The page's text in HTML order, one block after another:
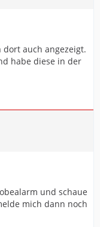
dort auch angezeigt.
habe diese in der
und schaue
mich dann noch